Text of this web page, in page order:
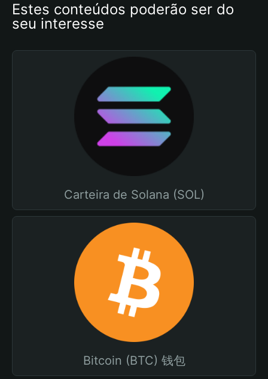
Estes conteúdos poderão ser do
seu interesse
Carteira de Solana (SOL)
Bitcoin (BTC) 钱包